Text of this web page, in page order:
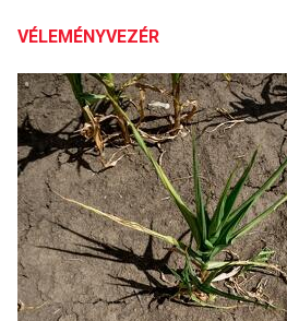
VÉLEMÉNYVEZÉR